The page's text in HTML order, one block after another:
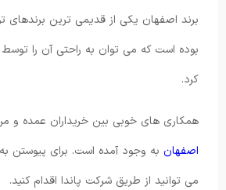
برند اصفهان یکی از قدیمی ترین برندهای
بوده است که می توان به راحتی آن را
کرد.
همکاری های خوبی بین خریداران عمده و
اصفهان به وجود آمده است. برای پیوستن
می توانید از طریق شرکت پاندا اقدام کنید.